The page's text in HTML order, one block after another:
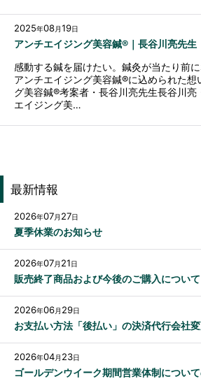
2025年08月19日
アンチエイジング美容鍼®｜長谷川亮先生
感動する鍼を届けたい。鍼灸が当たり前
アンチエイジング美容鍼®に込められた想
グ美容鍼®考案者・長谷川亮先生長谷川亮
エイジング美…
最新情報
2026年07月 27日
夏季休業のお知らせ
2026年07月 21日
販売終了商品および今後のご購入について
2026年06月 29日
お支払い方法「後払い」の決済代行会社
2026年04月 23日
ゴールデンウイーク期間営業体制につい